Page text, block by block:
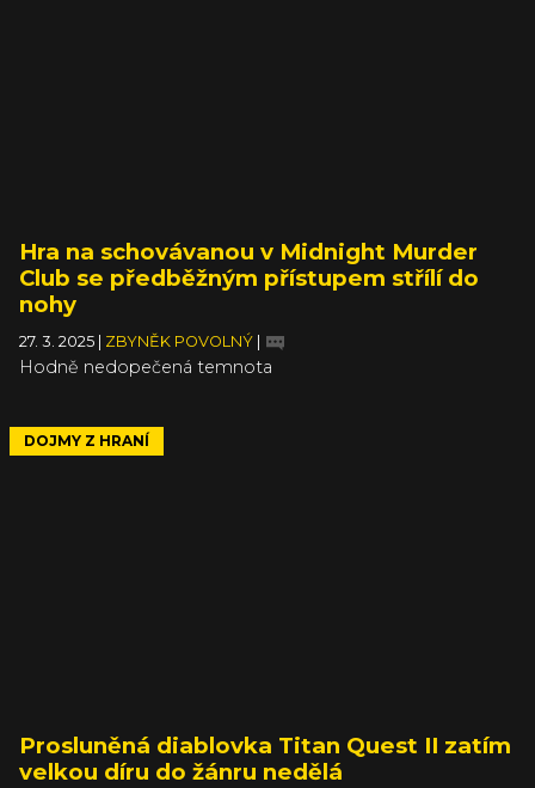
Hra na schovávanou v Midnight Murder
Club se předběžným přístupem střílí do
nohy
27. 3. 2025 ZBYNĚK POVOLNÝ
Hodně nedopečená temnota
DOJMY Z HRANÍ
Prosluněná diablovka Titan Quest II zatím
velkou díru do žánru nedělá